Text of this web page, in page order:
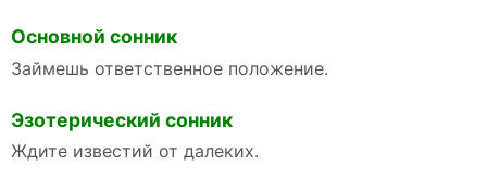
Основной сонник
Займешь ответственное положение.
Эзотерический сонник
Ждите известий от далеких.